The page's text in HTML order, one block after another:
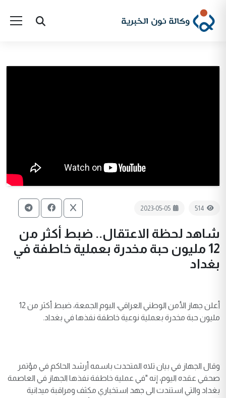
514
2023-05-05
شاهد لحظة الاعتقال.. ضبط أكثر من
12 مليون حبة مخدرة بعملية خاطفة في
بغداد
أعلن جهاز الأمن الوطني العراقي، اليوم الجمعة، ضبط أكثر من 12
مليون حبة مخدرة بعملية نوعية خاطفة نفذها في بغداد.
وقال الجهاز في بيان تلاه المتحدث باسمه أرشد الحاكم في مؤتمر
صحفي عقده اليوم، إنه "في عملية خاطفة نفذها الجهاز في العاصمة
بغداد والتي استندت الى جهد استخباري مكثف ومراقبة ميدانية